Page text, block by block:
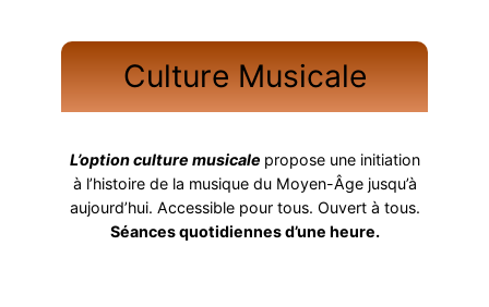
Culture Musicale
L’option culture musicale propose une initiation
à l’histoire de la musique du Moyen-Âge jusqu’à
aujourd’hui. Accessible pour tous. Ouvert à tous.
Séances quotidiennes d’une heure.